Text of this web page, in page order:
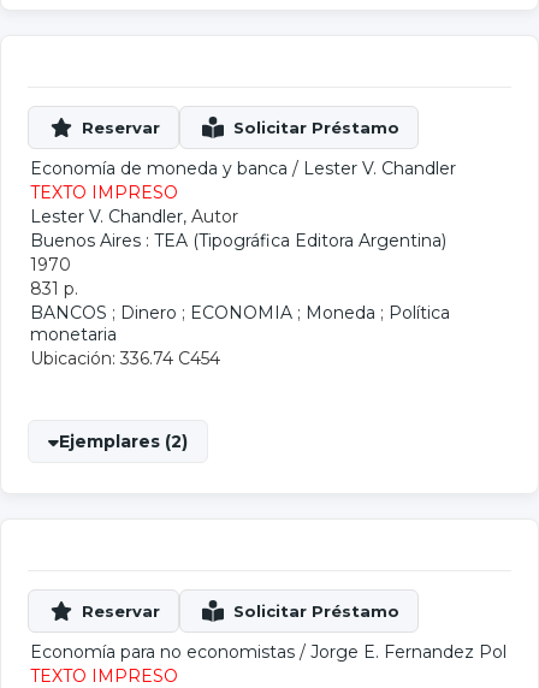
Economía de moneda y banca / Lester V. Chandler
TEXTO IMPRESO
Lester V. Chandler, Autor
Buenos Aires : TEA (Tipográfica Editora Argentina)
1970
831 p.
BANCOS ; Dinero ; ECONOMIA ; Moneda ; Política
monetaria
Ubicación: 336.74 C454
Ejemplares (2)
Economía para no economistas / Jorge E. Fernandez Pol
TEXTO IMPRESO